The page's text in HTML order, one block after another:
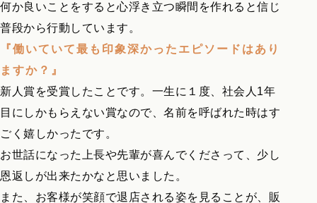
何か良いことをすると心浮き立つ瞬間を作れると信じ
普段から行動しています。
『働いていて最も印象深かったエピソードはあり
ますか？』
新人賞を受賞したことです。一生に１度、社会人1年
目にしかもらえない賞なので、名前を呼ばれた時はす
ごく嬉しかったです。
お世話になった上長や先輩が喜んでくださって、少し
恩返しが出来たかなと思いました。
また、お客様が笑顔で退店される姿を見ることが、販